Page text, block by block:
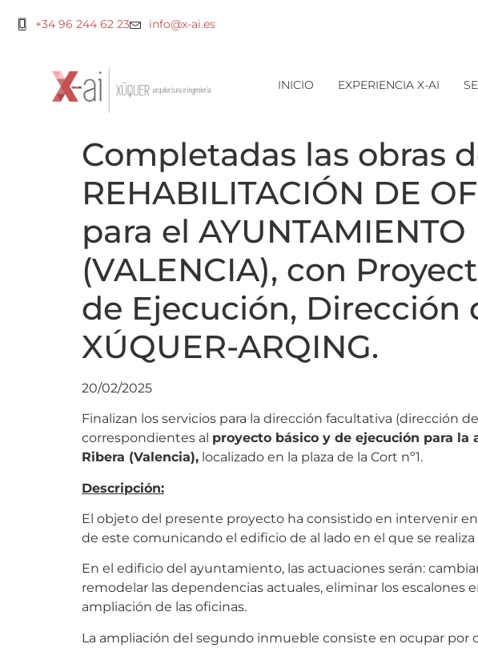
+34 96 244 62 23 info@x-ai.es
INICIO EXPERIENCIA X-AI
Completadas las obras
REHABILITACIÓN DE
para el
(VALENCIA), con
de Ejecución, Dirección
XÚQUER-ARQING.
20/02/2025
Finalizan los servicios para la dirección facultativa (dirección
correspondientes al proyecto básico y de ejecución para
Ribera (Valencia), localizado en la plaza de la Cort nº1.
Descripción:
El objeto del presente proyecto ha consistido en intervenir
de este comunicando el edificio de al lado en el que se
En el edificio del ayuntamiento, las actuaciones serán:
remodelar las dependencias actuales, eliminar los escalones
ampliación de las oficinas.
La ampliación del segundo inmueble consiste en ocupar